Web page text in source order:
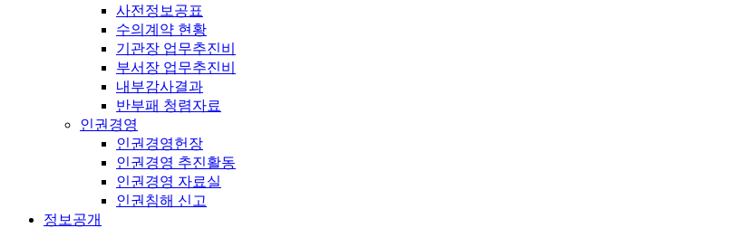
사전정보공표
수의계약 현황
기관장 업무추진비
부서장 업무추진비
내부감사결과
반부패 청렴자료
인권경영
인권경영헌장
인권경영 추진활동
인권경영 자료실
인권침해 신고
정보공개